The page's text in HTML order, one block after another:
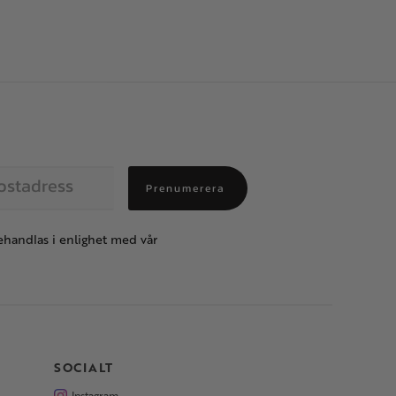
Prenumerera
i enlighet med vår
SOCIALT